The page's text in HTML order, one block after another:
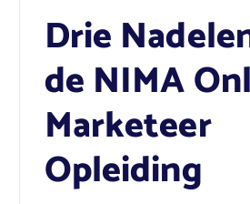
Drie
de NIMA
Marketeer
Opleiding